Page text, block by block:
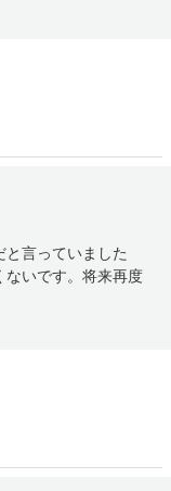
言っていました
いです。将来再度